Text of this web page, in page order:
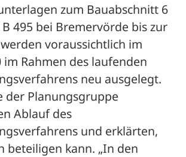
zum Bauabschnitt 6
495 bei Bremervörde bis zur
voraussichtlich im
im Rahmen des laufenden
neu ausgelegt.
der Planungsgruppe
Ablauf des
und erklärten,
beteiligen kann. „In den